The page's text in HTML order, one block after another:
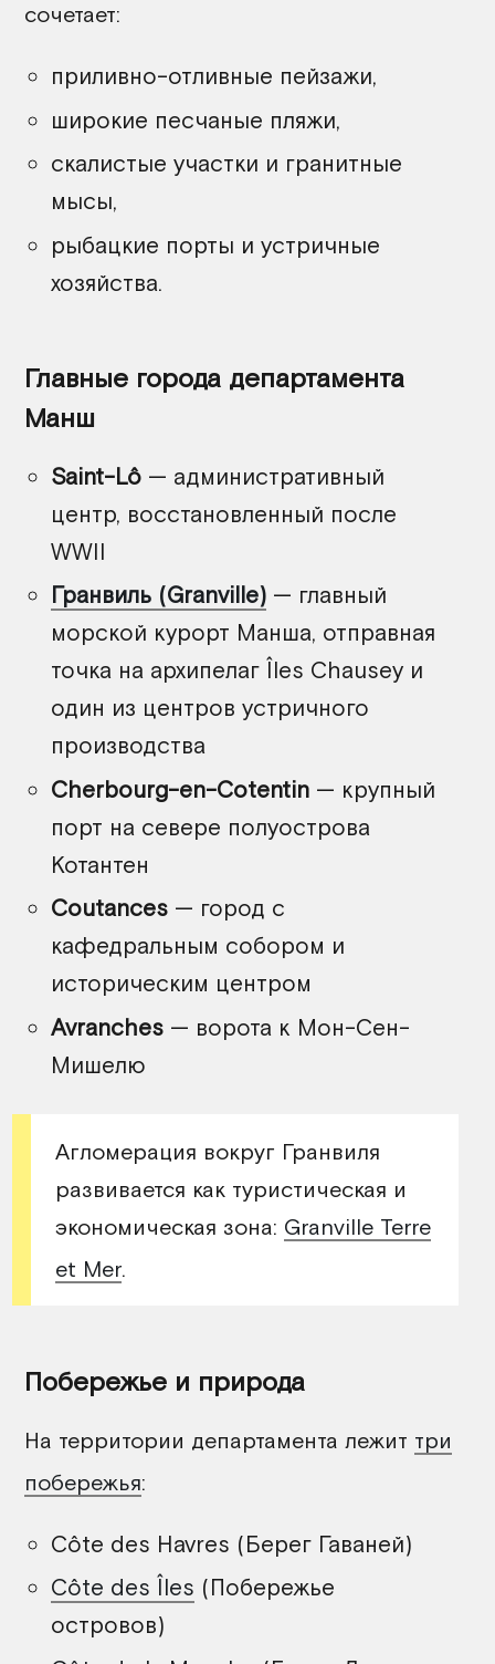
сочетает:
приливно-отливные пейзажи,
широкие песчаные пляжи,
скалистые участки и гранитные
мысы,
рыбацкие порты и устричные
хозяйства.
Главные города департамента
Манш
Saint-Lô — административный
центр, восстановленный после
WWII
Гранвиль (Granville) — главный
морской курорт Манша, отправная
точка на архипелаг Îles Chausey и
один из центров устричного
производства
Cherbourg-en-Cotentin — крупный
порт на севере полуострова
Котантен
Coutances — город с
кафедральным собором и
историческим центром
Avranches — ворота к Мон-Сен-
Мишелю
Агломерация вокруг Гранвиля
развивается как туристическая и
экономическая зона: Granville Terre
et Mer.
Побережье и природа
На территории департамента лежит три
побережья:
Côte des Havres (Берег Гаваней)
Côte des Îles (Побережье
островов)